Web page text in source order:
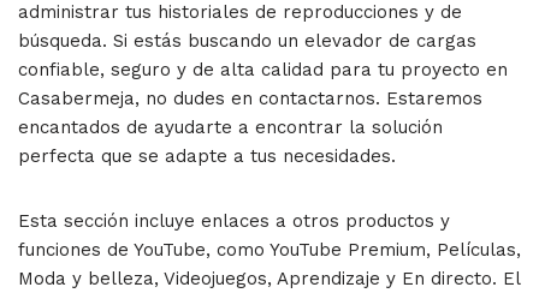
administrar tus historiales de reproducciones y de
búsqueda. Si estás buscando un elevador de cargas
confiable, seguro y de alta calidad para tu proyecto en
Casabermeja, no dudes en contactarnos. Estaremos
encantados de ayudarte a encontrar la solución
perfecta que se adapte a tus necesidades.
Esta sección incluye enlaces a otros productos y
funciones de YouTube, como YouTube Premium, Películas,
Moda y belleza, Videojuegos, Aprendizaje y En directo. El